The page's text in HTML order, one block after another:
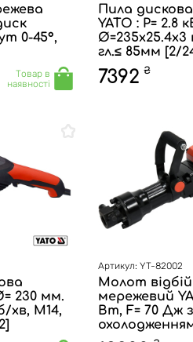
0-45°,
Товар в
наявності
Пила
YATO : P= 2.8
Ø=235x25.4x3
гл.≤ 85мм [2/
7392 ₴
230 мм.
хв, М14,
Артикул: YT-82002
Молот
мережевий
Вт, F= 70 Дж